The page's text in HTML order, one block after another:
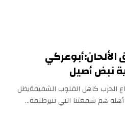
الألحان:‏أبوعركي
نبض أصيل
الحرب كاهل القلوب الشفيفة‏يظل
هم شمعتنا التي تنير‏ظلمة…